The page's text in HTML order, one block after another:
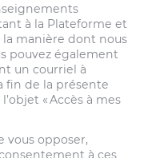
à la Plateforme et
manière dont nous
pouvez également
un courriel à
fin de la présente
« Accès à mes
vous opposer,
à ces